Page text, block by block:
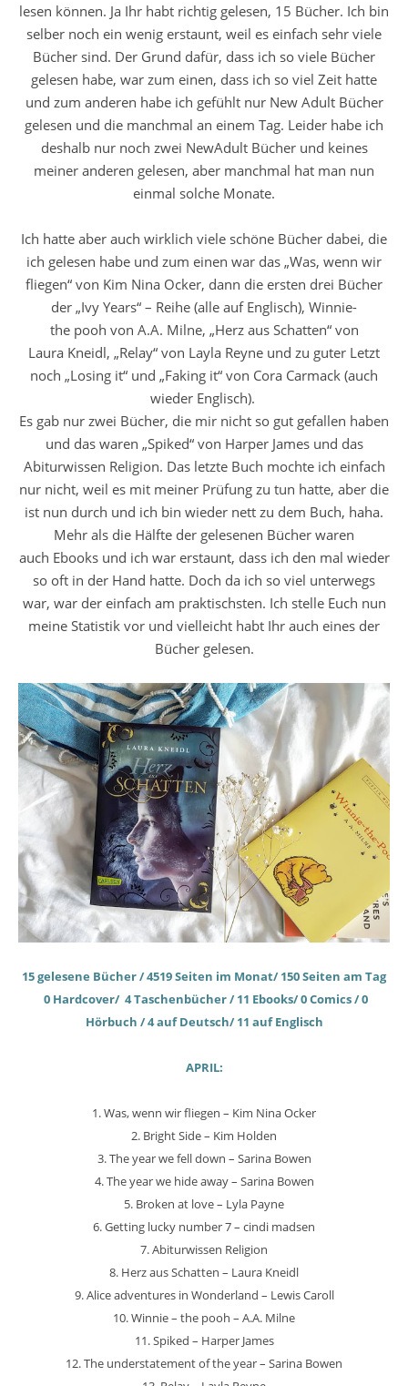
lesen können. Ja Ihr habt richtig gelesen, 15 Bücher. Ich bin
selber noch ein wenig erstaunt, weil es einfach sehr viele
Bücher sind. Der Grund dafür, dass ich so viele Bücher
gelesen habe, war zum einen, dass ich so viel Zeit hatte
und zum anderen habe ich gefühlt nur New Adult Bücher
gelesen und die manchmal an einem Tag. Leider habe ich
deshalb nur noch zwei NewAdult Bücher und keines
meiner anderen gelesen, aber manchmal hat man nun
einmal solche Monate.
Ich hatte aber auch wirklich viele schöne Bücher dabei, die
ich gelesen habe und zum einen war das „Was, wenn wir
fliegen“ von Kim Nina Ocker, dann die ersten drei Bücher
der „Ivy Years“ – Reihe (alle auf Englisch), Winnie-
the pooh von A.A. Milne, „Herz aus Schatten“ von
Laura Kneidl, „Relay“ von Layla Reyne und zu guter Letzt
noch „Losing it“ und „Faking it“ von Cora Carmack (auch
wieder Englisch).
Es gab nur zwei Bücher, die mir nicht so gut gefallen haben
und das waren „Spiked“ von Harper James und das
Abiturwissen Religion. Das letzte Buch mochte ich einfach
nur nicht, weil es mit meiner Prüfung zu tun hatte, aber die
ist nun durch und ich bin wieder nett zu dem Buch, haha.
Mehr als die Hälfte der gelesenen Bücher waren
auch Ebooks und ich war erstaunt, dass ich den mal wieder
so oft in der Hand hatte. Doch da ich so viel unterwegs
war, war der einfach am praktischsten. Ich stelle Euch nun
meine Statistik vor und vielleicht habt Ihr auch eines der
Bücher gelesen.
15 gelesene Bücher / 4519 Seiten im Monat/ 150 Seiten am Tag
0 Hardcover/ 4 Taschenbücher / 11 Ebooks/ 0 Comics / 0
Hörbuch / 4 auf Deutsch/ 11 auf Englisch
APRIL:
1. Was, wenn wir fliegen – Kim Nina Ocker
2. Bright Side – Kim Holden
3. The year we fell down – Sarina Bowen
4. The year we hide away – Sarina Bowen
5. Broken at love – Lyla Payne
6. Getting lucky number 7 – cindi madsen
7. Abiturwissen Religion
8. Herz aus Schatten – Laura Kneidl
9. Alice adventures in Wonderland – Lewis Caroll
10. Winnie – the pooh – A.A. Milne
11. Spiked – Harper James
12. The understatement of the year – Sarina Bowen